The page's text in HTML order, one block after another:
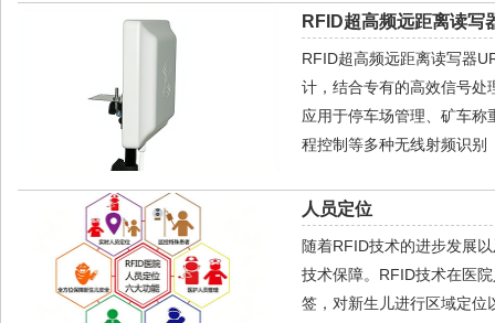
RFID超高频远距离读写
RFID超高频远距离读写器
计，结合专有的高效信号处
应用于停车场管理、矿车
程控制等多种无线射频识别
人员定位
随着RFID技术的进步发展
技术保障。RFID技术在医
签，对新生儿进行区域定位